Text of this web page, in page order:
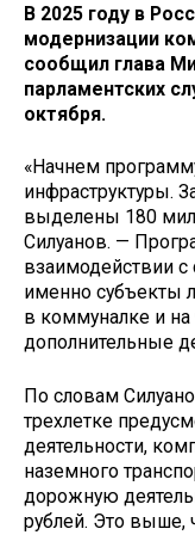
В 2025 году в
модернизации
сообщил глава
парламентских
октября.
«Начнем
инфраструктуры.
выделены 180
Силуанов. —
взаимодействии
именно субъекты
в коммуналке и
дополнительные
По словам
трехлетке
деятельности,
наземного
дорожную
рублей. Это выше,